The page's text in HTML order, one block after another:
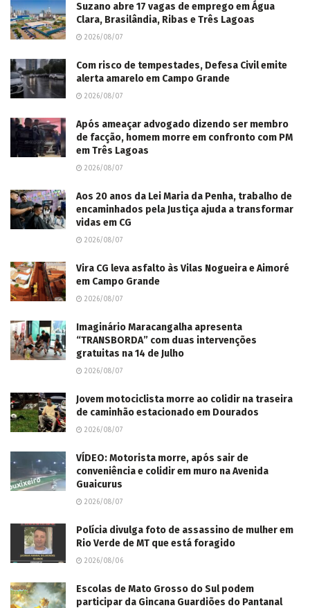
Suzano abre 17 vagas de emprego em Água
Clara, Brasilândia, Ribas e Três Lagoas
2026/08/07
Com risco de tempestades, Defesa Civil emite
alerta amarelo em Campo Grande
2026/08/07
Após ameaçar advogado dizendo ser membro
de facção, homem morre em confronto com PM
em Três Lagoas
2026/08/07
Aos 20 anos da Lei Maria da Penha, trabalho de
encaminhados pela Justiça ajuda a transformar
vidas em CG
2026/08/07
Vira CG leva asfalto às Vilas Nogueira e Aimoré
em Campo Grande
2026/08/07
Imaginário Maracangalha apresenta
“TRANSBORDA” com duas intervenções
gratuitas na 14 de Julho
2026/08/07
Jovem motociclista morre ao colidir na traseira
de caminhão estacionado em Dourados
2026/08/07
VÍDEO: Motorista morre, após sair de
conveniência e colidir em muro na Avenida
Guaicurus
2026/08/07
Polícia divulga foto de assassino de mulher em
Rio Verde de MT que está foragido
2026/08/06
Escolas de Mato Grosso do Sul podem
participar da Gincana Guardiões do Pantanal